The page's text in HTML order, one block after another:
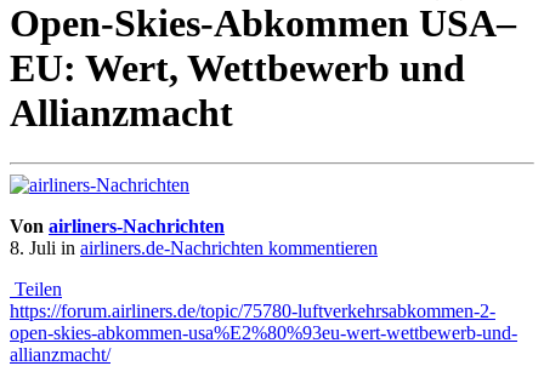
Open-Skies-Abkommen USA–
EU: Wert, Wettbewerb und
Allianzmacht
Von airliners-Nachrichten
8. Juli in airliners.de-Nachrichten kommentieren
Teilen
https://forum.airliners.de/topic/75780-luftverkehrsabkommen-2-
open-skies-abkommen-usa%E2%80%93eu-wert-wettbewerb-und-
allianzmacht/